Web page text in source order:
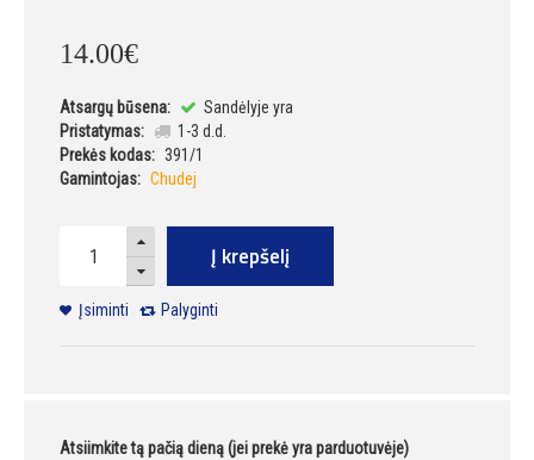
14.00€
Atsargų būsena:
Sandėlyje yra
Pristatymas:
1-3 d.d.
Prekės kodas: 391/1
Gamintojas: Chudej
Į krepšelį
Įsiminti Palyginti
Atsiimkite tą pačią dieną (jei prekė yra parduotuvėje)